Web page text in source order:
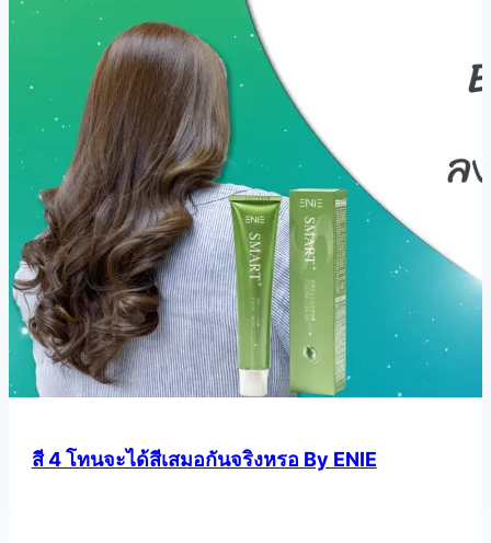
สี 4 โทนจะได้สีเสมอกันจริงหรอ By ENIE